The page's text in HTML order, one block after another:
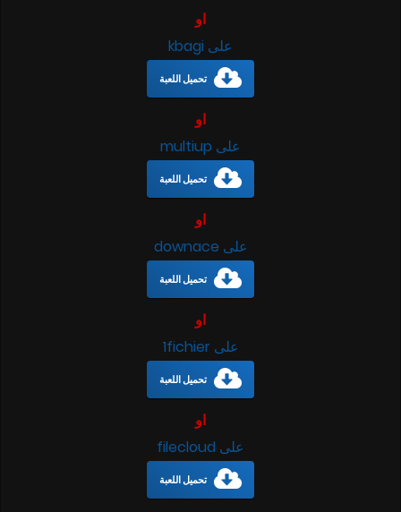
او
على kbagi
تحميل اللعبة
او
على multiup
تحميل اللعبة
او
على downace
تحميل اللعبة
او
على 1fichier
تحميل اللعبة
او
على filecloud
تحميل اللعبة